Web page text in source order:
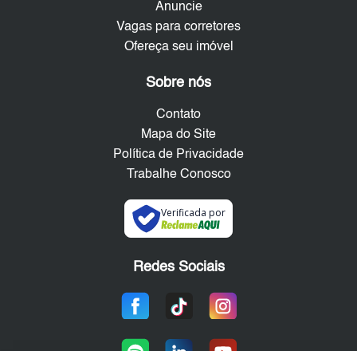
Anuncie
Vagas para corretores
Ofereça seu imóvel
Sobre nós
Contato
Mapa do Site
Política de Privacidade
Trabalhe Conosco
Verificada por
Redes Sociais